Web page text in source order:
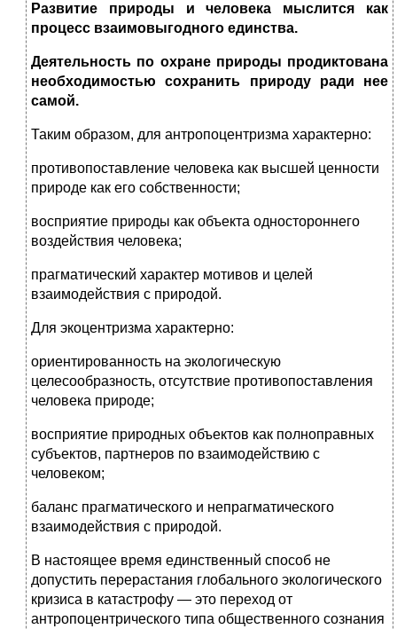
Развитие природы и человека мыслится как
процесс взаи­мовыгодного единства.
Деятельность по охране природы продиктована
необходи­мостью сохранить природу ради нее
самой.
Таким образом, для антропоцентризма характерно:
противопоставление человека как высшей ценности
при­роде как его собственности;
восприятие природы как объекта одностороннего
воз­действия человека;
прагматический характер мотивов и целей
взаимодей­ствия с природой.
Для экоцентризма характерно:
ориентированность на экологическую
целесообразность, отсутствие противопоставления
человека природе;
восприятие природных объектов как полноправных
субъектов, партнеров по взаимодействию с
человеком;
баланс прагматического и непрагматического
взаимодей­ствия с природой.
В настоящее время единственный способ не
допустить перерастания глобального экологического
кризиса в катаст­рофу — это переход от
антропоцентрического типа обще­ственного сознания